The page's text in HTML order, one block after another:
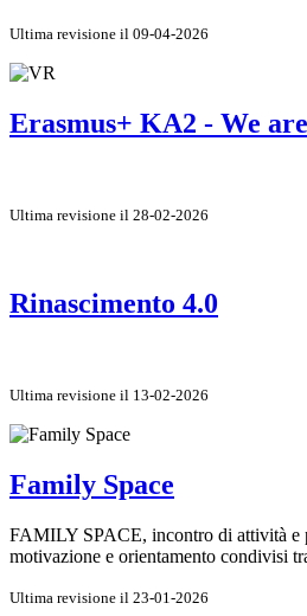
Ultima revisione il 09-04-2026
Erasmus+ KA2 - We
Ultima revisione il 28-02-2026
Rinascimento 4.0
Ultima revisione il 13-02-2026
Family Space
FAMILY SPACE, incontro di attività e
motivazione e orientamento condivisi
Ultima revisione il 23-01-2026